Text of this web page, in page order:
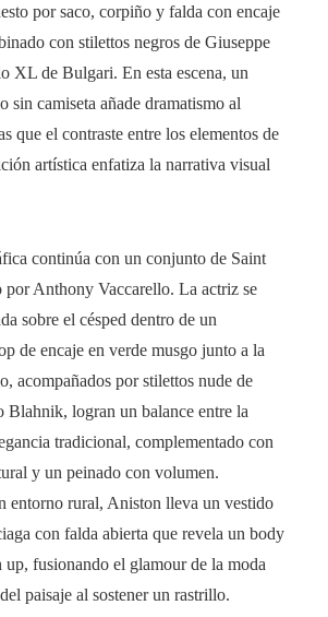
por saco, corpiño y falda con encaje
con stilettos negros de Giuseppe
XL de Bulgari. En esta escena, un
sin camiseta añade dramatismo al
que el contraste entre los elementos de
artística enfatiza la narrativa visual
continúa con un conjunto de Saint
por Anthony Vaccarello. La actriz se
sobre el césped dentro de un
de encaje en verde musgo junto a la
acompañados por stilettos nude de
Blahnik, logran un balance entre la
tradicional, complementado con
y un peinado con volumen.
entorno rural, Aniston lleva un vestido
con falda abierta que revela un body
fusionando el glamour de la moda
paisaje al sostener un rastrillo.